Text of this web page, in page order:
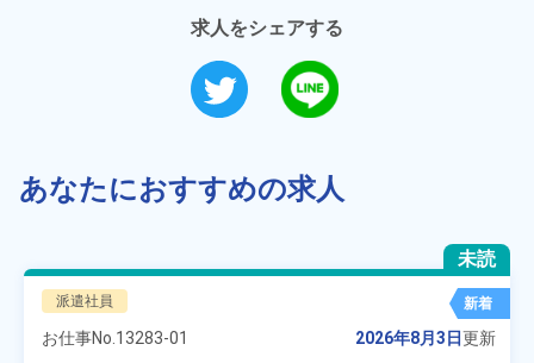
求人をシェアする
あなたにおすすめの求人
未読
派遣社員 新着
お仕事No. 13283-01 2026年8月3日更新